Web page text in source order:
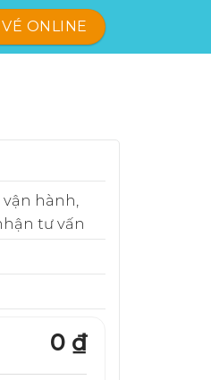
ONLINE
hành,
tư vấn
0 ₫